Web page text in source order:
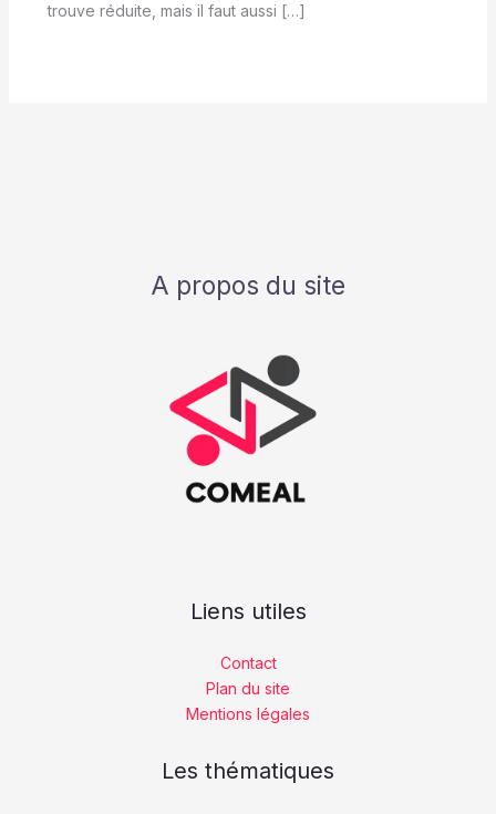
trouve réduite, mais il faut aussi […]
A propos du site
Liens utiles
Contact
Plan du site
Mentions légales
Les thématiques